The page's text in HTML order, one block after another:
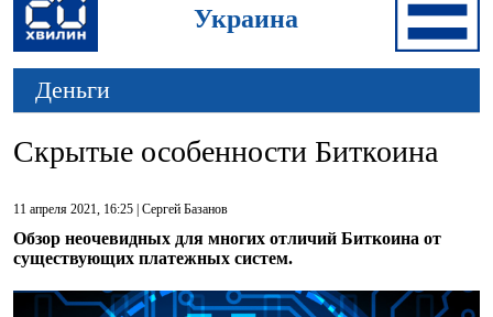
Украина
Деньги
Скрытые особенности Биткоина
11 апреля 2021, 16:25 |Сергей Базанов
Обзор неочевидных для многих отличий Биткоина от
существующих платежных систем.